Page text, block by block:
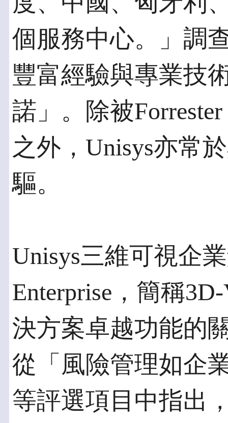
個服務中心。」調
豐富經驗與專業技
諾」。除被
之外，Unisys亦常
驅。
Unisys三維可視企
Enterprise，簡稱
決方案卓越功能的
從「風險管理如企
等評選項目中指出